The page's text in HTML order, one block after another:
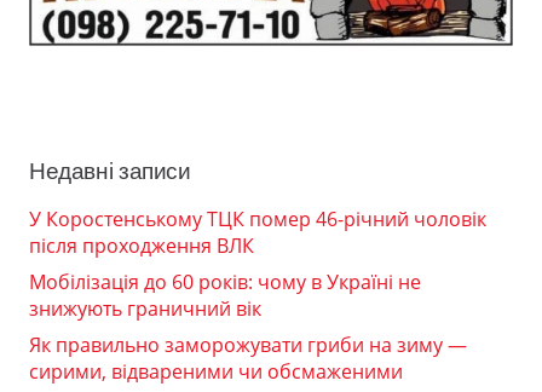
Недавні записи
У Коростенському ТЦК помер 46-річний чоловік
після проходження ВЛК
Мобілізація до 60 років: чому в Україні не
знижують граничний вік
Як правильно заморожувати гриби на зиму —
сирими, відвареними чи обсмаженими